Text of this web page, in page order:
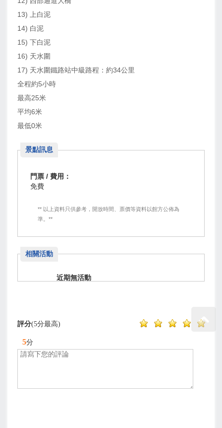
13) 上白泥
14) 白泥
15) 下白泥
16) 天水圍
17) 天水圍鐵路站中級路程：約34公里
全程約5小時
最高25米
平均6米
最低0米
景點訊息
門票 / 費用：
免費
** 以上資料只供參考，開放時間、票價等資料以館方公佈為
準。**
相關活動
近期無活動
評分(5分最高)
5分